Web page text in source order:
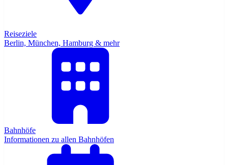
Reiseziele
Berlin, München, Hamburg & mehr
Bahnhöfe
Informationen zu allen Bahnhöfen